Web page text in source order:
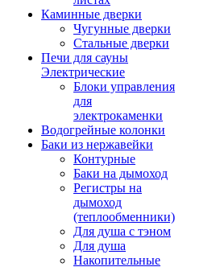
Каминные дверки
Чугунные дверки
Стальные дверки
Печи для сауны
Электрические
Блоки управления
для
электрокаменки
Водогрейные колонки
Баки из нержавейки
Контурные
Баки на дымоход
Регистры на
дымоход
(теплообменники)
Для душа с тэном
Для душа
Накопительные